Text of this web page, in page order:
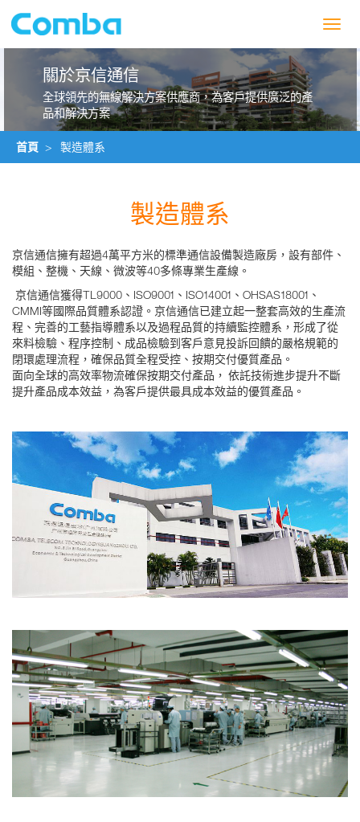
關於京信通信
全球領先的無線解決方案供應商，為客戶提供廣泛的產
品和解決方案
首頁 > 製造體系
製造體系
京信通信擁有超過4萬平方米的標準通信設備製造廠房，設有部件、
模組、整機、天線、微波等40多條專業生產線。
京信通信獲得TL9000、ISO9001、ISO14001、OHSAS18001、
CMMI等國際品質體系認證。京信通信已建立起一整套高效的生產流
程、完善的工藝指導體系以及過程品質的持續監控體系，形成了從
來料檢驗、程序控制、成品檢驗到客戶意見投訴回饋的嚴格規範的
閉環處理流程，確保品質全程受控、按期交付優質產品。
面向全球的高效率物流確保按期交付產品， 依託技術進步提升不斷
提升產品成本效益，為客戶提供最具成本效益的優質產品。